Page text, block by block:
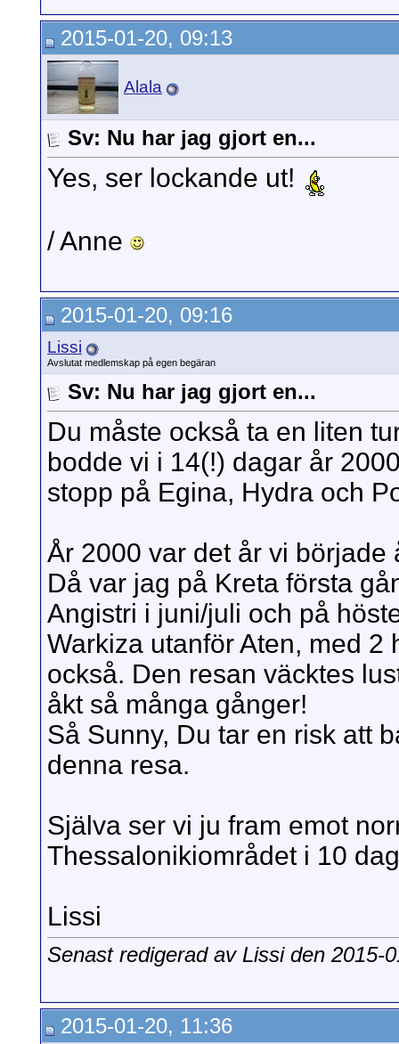
2015-01-20, 09:13
Alala
Sv: Nu har jag gjort en...
Yes, ser lockande ut!
/ Anne
2015-01-20, 09:16
Lissi
Avslutat medlemskap på egen begäran
Sv: Nu har jag gjort en...
Du måste också ta en liten
bodde vi i 14(!) dagar år
stopp på Egina, Hydra och
År 2000 var det år vi
Då var jag på Kreta första
Angistri i juni/juli och på
Warkiza utanför Aten, med
också. Den resan väcktes
åkt så många gånger!
Så Sunny, Du tar en risk att
denna resa.
Själva ser vi ju fram emot
Thessalonikiområdet i 10
Lissi
Senast redigerad av Lissi den 2015-
2015-01-20, 11:36